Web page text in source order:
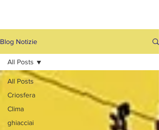
Blog Notizie
All Posts
Criosfera
Clima
ghiacciai
All Posts